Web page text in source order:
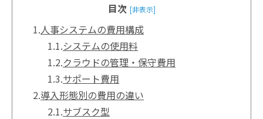
目次 [非表示]
1.人事システムの費用構成
1.1.システムの使用料
1.2.クラウドの管理・保守費用
1.3.サポート費用
2.導入形態別の費用の違い
2.1.サブスク型